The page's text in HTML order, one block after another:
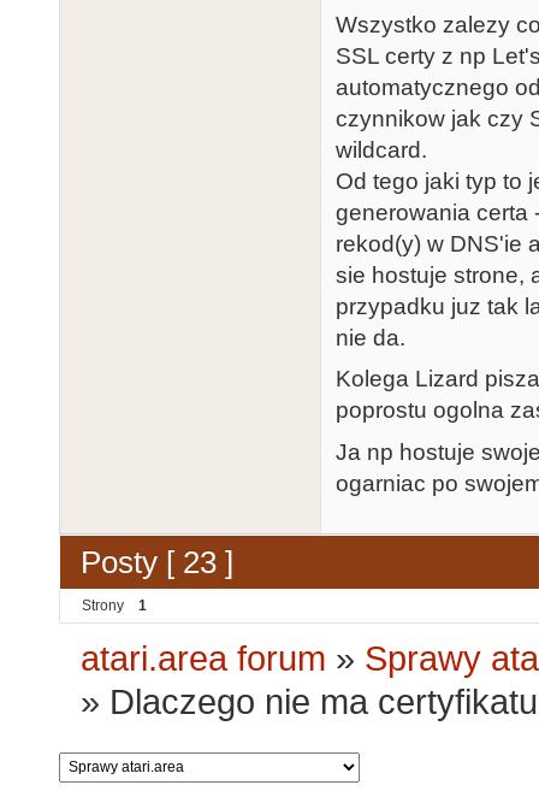
Wszystko zalezy
SSL certy z np
automatycznego
czynnikow jak czy
wildcard.
Od tego jaki typ to
generowania certa
rekod(y) w DNS'ie
sie hostuje strone,
przypadku juz tak
nie da.
Kolega Lizard
poprostu ogolna
Ja np hostuje
ogarniac po
Posty [ 23 ]
Strony 1
atari.area forum » Sprawy
» Dlaczego nie ma